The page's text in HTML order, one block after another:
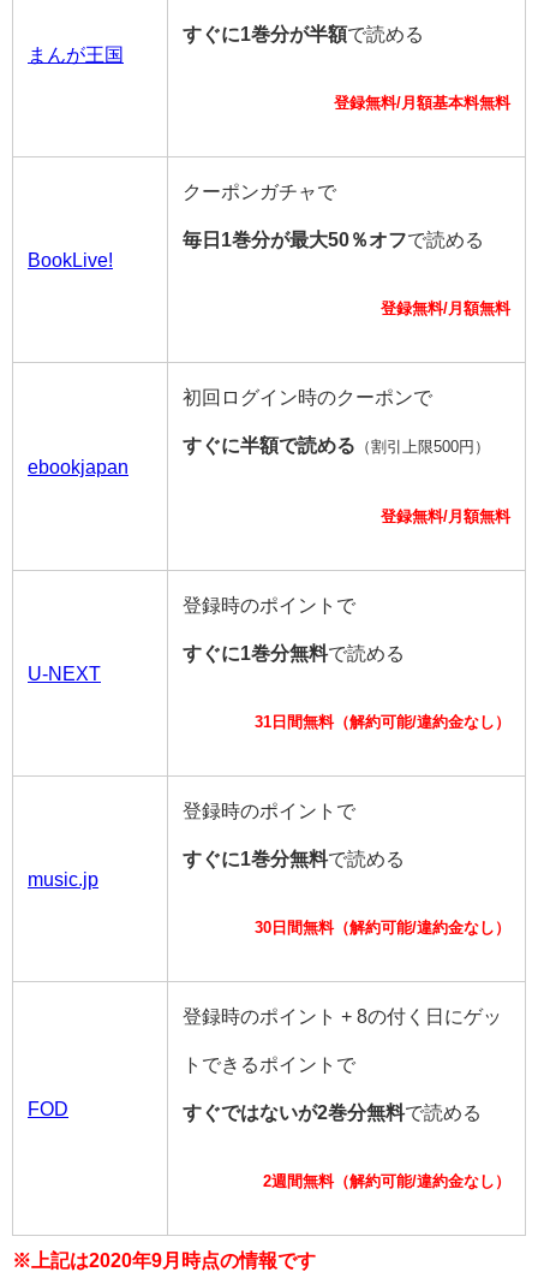
まんが王国
すぐに1巻分が半額で読める
登録無料/月額基本料無料
BookLive!
クーポンガチャで
毎日1巻分が最大50％オフで読める
登録無料/月額無料
ebookjapan
初回ログイン時のクーポンで
すぐに半額で読める （割引上限500円）
登録無料/月額無料
U-NEXT
登録時のポイントで
すぐに1巻分無料で読める
31日間無料（解約可能/違約金なし）
music.jp
登録時のポイントで
すぐに1巻分無料で読める
30日間無料（解約可能/違約金なし）
FOD
登録時のポイント + 8の付く日にゲッ
トできるポイントで
すぐではないが2巻分無料で読める
2週間無料（解約可能/違約金なし）
※上記は2020年9月時点の情報です